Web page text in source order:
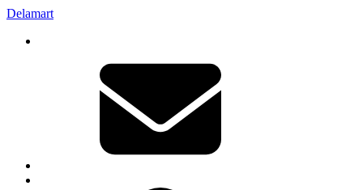
Delamart